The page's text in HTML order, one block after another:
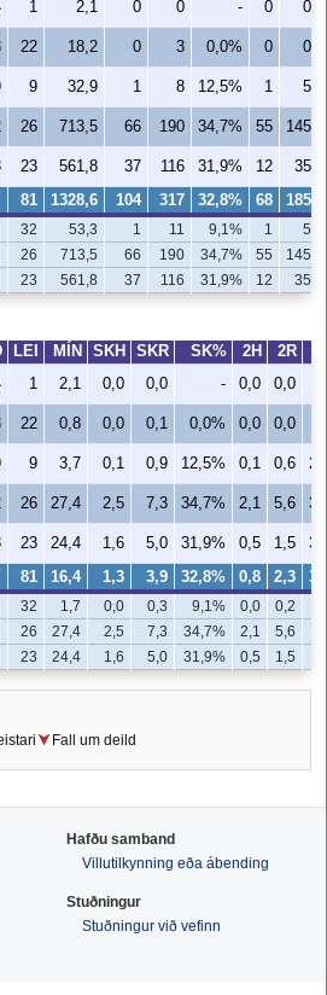
1 2,1 0 0 - 0
0
22 18,2 0 3 0,0% 0
0
9 32,9 1 8 12,5% 1 5
26 713,5 66 190 34,7% 55 145
23 561,8 37 116 31,9% 12 35
81 1328,6 104 317 32,8% 68 185
32 53,3 1 11 9,1% 1
5
26 713,5 66 190 34,7% 55
145
23 561,8 37 116 31,9% 12 35
LEI MÍN SKH SKR SK% 2H 2R
1 2,1 0,0 0,0 - 0,0
0,0
22 0,8 0,0 0,1 0,0% 0,0
0,0
9 3,7 0,1 0,9 12,5% 0,1 0,6
26 27,4 2,5 7,3 34,7% 2,1 5,6
23 24,4 1,6 5,0 31,9% 0,5 1,5
81 16,4 1,3 3,9 32,8% 0,8 2,3
32 1,7 0,0 0,3 9,1% 0,0 0,2
26 27,4 2,5 7,3 34,7% 2,1 5,6
23 24,4 1,6 5,0 31,9% 0,5 1,5
Fall um deild
Hafðu samband
Villutilkynning eða ábending
Stuðningur
Stuðningur við vefinn